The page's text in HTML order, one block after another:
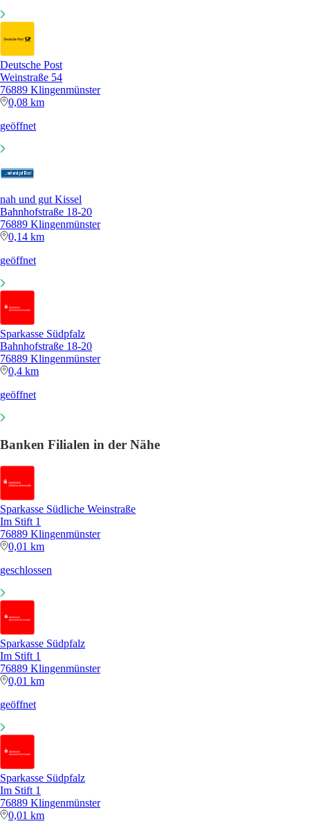
Deutsche Post
Weinstraße 54
76889 Klingenmünster
0,08 km
geöffnet
nah und gut Kissel
Bahnhofstraße 18-20
76889 Klingenmünster
0,14 km
geöffnet
Sparkasse Südpfalz
Bahnhofstraße 18-20
76889 Klingenmünster
0,4 km
geöffnet
Banken Filialen in der Nähe
Sparkasse Südliche Weinstraße
Im Stift 1
76889 Klingenmünster
0,01 km
geschlossen
Sparkasse Südpfalz
Im Stift 1
76889 Klingenmünster
0,01 km
geöffnet
Sparkasse Südpfalz
Im Stift 1
76889 Klingenmünster
0,01 km